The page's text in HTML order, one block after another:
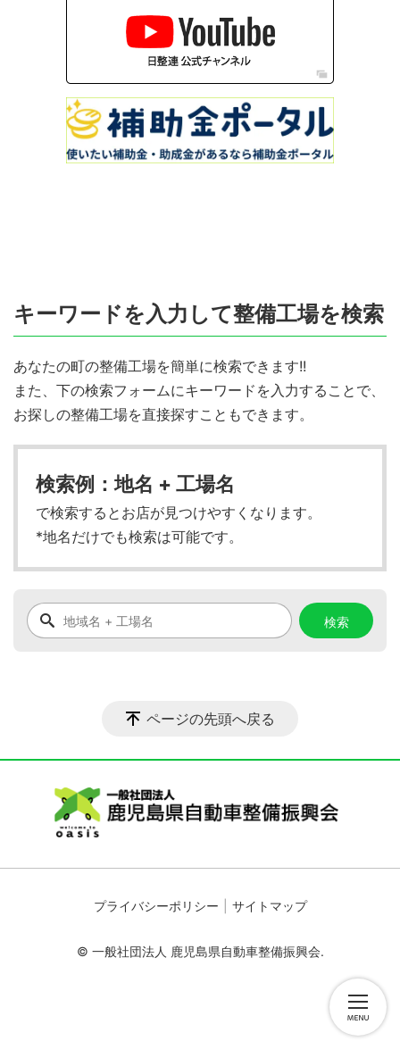
キーワードを入力して整備工場を検索
あなたの町の整備工場を簡単に検索できます!!
また、下の検索フォームにキーワードを入力することで、
お探しの整備工場を直接探すこともできます。
検索例：地名 + 工場名
で検索するとお店が見つけやすくなります。
*地名だけでも検索は可能です。
ページの先頭へ戻る
プライバシーポリシー サイトマップ
© 一般社団法人 鹿児島県自動車整備振興会.